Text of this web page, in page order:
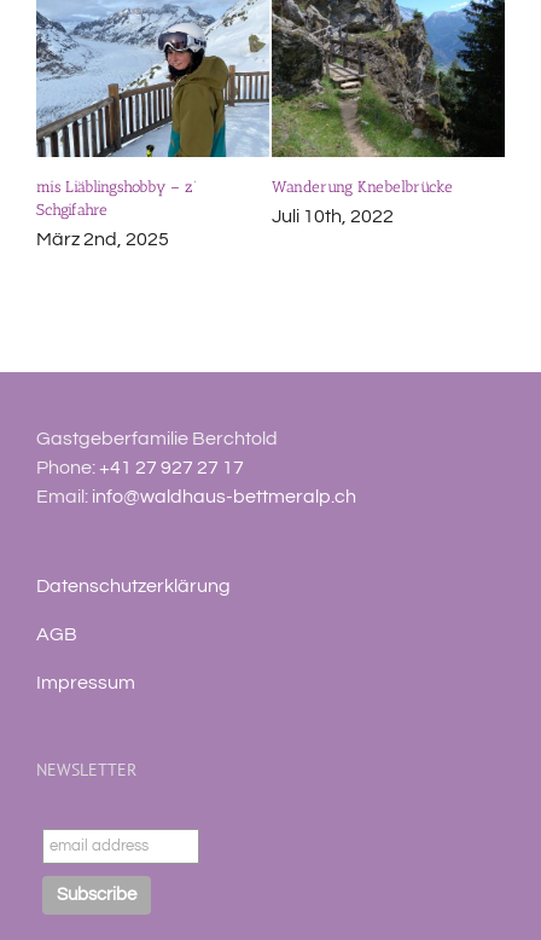
mis Liäblingshobby – z‘
Schgifahre
März 2nd, 2025
Wanderung Knebelbrücke
Juli 10th, 2022
Gastgeberfamilie Berchtold
Phone:+41 27 927 27 17
Email: info@waldhaus-bettmeralp.ch
Datenschutzerklärung
AGB
Impressum
NEWSLETTER